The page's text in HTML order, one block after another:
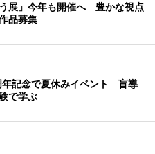
う展」今年も開催へ 豊かな視点
品募集
記念で夏休みイベント 盲導
で学ぶ